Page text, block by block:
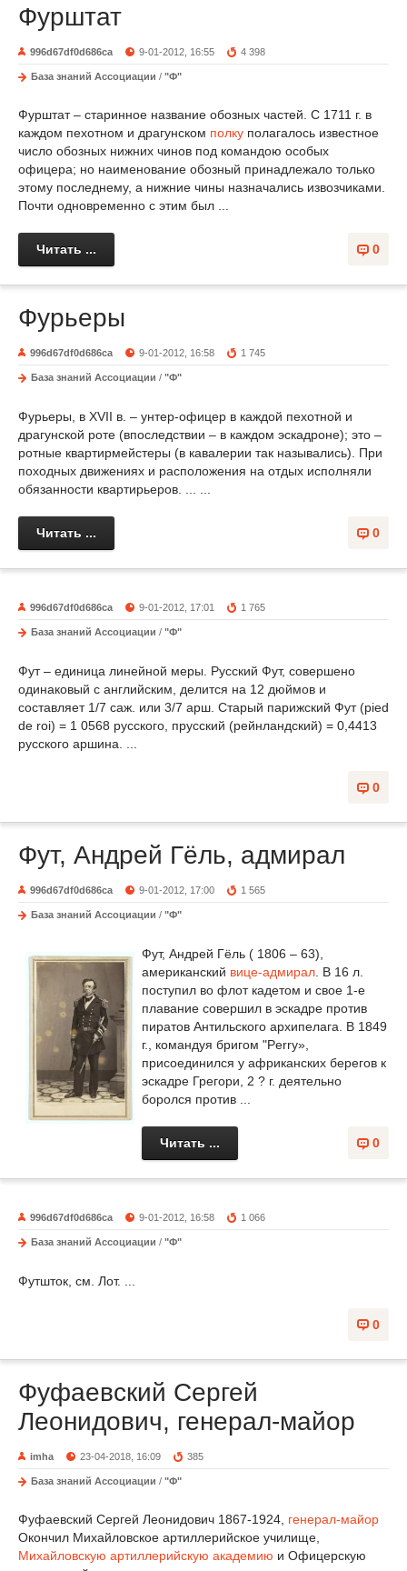
Фурштат
996d67df0d686ca 9-01-2012, 16:55 4 398
База знаний Ассоциации / "Ф"
Фурштат – старинное название обозных частей. С 1711 г. в
каждом пехотном и драгунском полку полагалось известное
число обозных нижних чинов под командою особых
офицера; но наименование обозный принадлежало только
этому последнему, а нижние чины назначались извозчиками.
Почти одновременно с этим был ...
0
Читать ...
Фурьеры
996d67df0d686ca 9-01-2012, 16:58 1 745
База знаний Ассоциации / "Ф"
Фурьеры, в XVII в. – унтер-офицер в каждой пехотной и
драгунской роте (впоследствии – в каждом эскадроне); это –
ротные квартирмейстеры (в кавалерии так назывались). При
походных движениях и расположения на отдых исполняли
обязанности квартирьеров. ... ...
0
Читать ...
996d67df0d686ca 9-01-2012, 17:01 1 765
База знаний Ассоциации / "Ф"
Фут – единица линейной меры. Русский Фут, совершено
одинаковый с английским, делится на 12 дюймов и
составляет 1/7 саж. или 3/7 арш. Старый парижский Фут (pied
de roi) = 1 0568 русского, прусский (рейнландский) = 0,4413
русского аршина. ...
0
Фут, Андрей Гёль, адмирал
996d67df0d686ca 9-01-2012, 17:00 1 565
База знаний Ассоциации / "Ф"
Фут, Андрей Гёль ( 1806 – 63),
американский вице-адмирал . В 16 л.
поступил во флот кадетом и свое 1-е
плавание совершил в эскадре против
пиратов Антильского архипелага. В 1849
г., командуя бригом "Perry»,
присоединился у африканских берегов к
эскадре Грегори, 2 ? г. деятельно
боролся против ...
0
Читать ...
996d67df0d686ca 9-01-2012, 16:58 1 066
База знаний Ассоциации / "Ф"
Футшток, см. Лот. ...
0
Фуфаевский Сергей
Леонидович, генерал-майор
imha 23-04-2018, 16:09 385
База знаний Ассоциации / "Ф"
Фуфаевский Сергей Леонидович 1867-1924, генерал-майор
Окончил Михайловское артиллерийское училище,
Михайловскую артиллерийскую академию и Офицерскую